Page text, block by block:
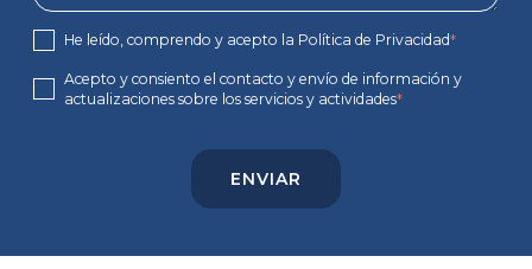
He leído, comprendo y acepto la Política de Privacidad*
Acepto y consiento el contacto y envío de información y
actualizaciones sobre los servicios y actividades*